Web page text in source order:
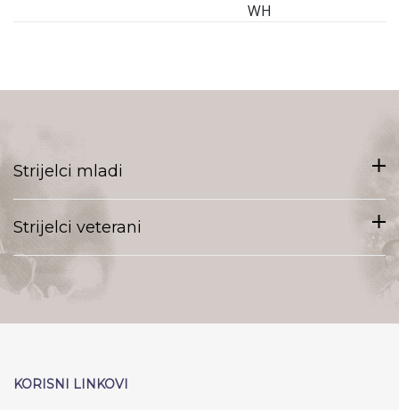
WH
Strijelci mladi
Strijelci veterani
KORISNI LINKOVI